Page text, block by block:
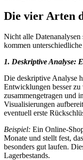
Die vier Arten
Nicht alle
kommen
1. Deskriptive Analyse:
Die deskriptive Analyse
Entwicklungen besser
zusammengetragen und
Visualisierungen
eventuell erste
Beispiel: Ein Online-
Monate und stellt fest,
besonders gut laufen.
Lagerbestands.